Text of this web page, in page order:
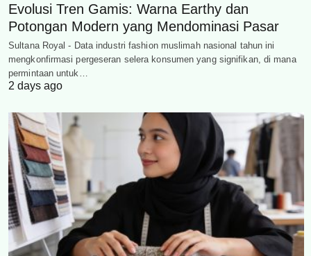
Evolusi Tren Gamis: Warna Earthy dan
Potongan Modern yang Mendominasi Pasar
Sultana Royal - Data industri fashion muslimah nasional tahun ini
mengkonfirmasi pergeseran selera konsumen yang signifikan, di mana
permintaan untuk…
2 days ago